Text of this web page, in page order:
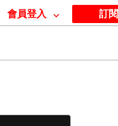
會員登入 ⌵ 訂閱